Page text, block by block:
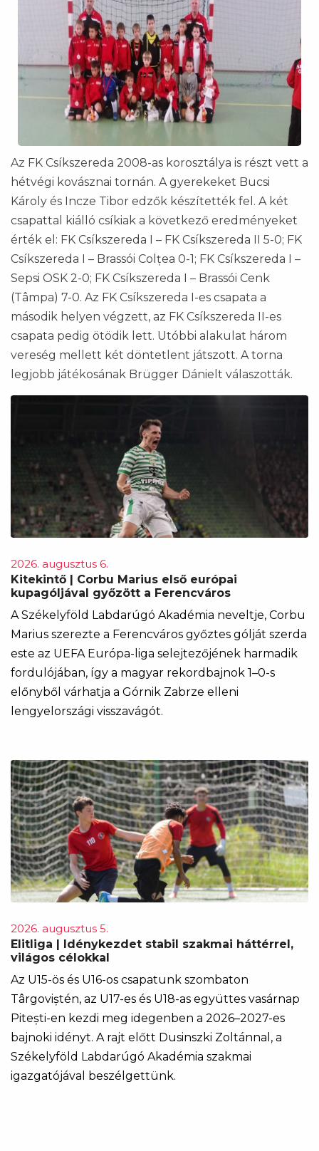
Az FK Csíkszereda 2008-as korosztálya is részt vett a
hétvégi kovásznai tornán. A gyerekeket Bucsi
Károly és Incze Tibor edzők készítették fel. A két
csapattal kiálló csíkiak a következő eredményeket
érték el: FK Csíkszereda I – FK Csíkszereda II 5-0; FK
Csíkszereda I – Brassói Colțea 0-1; FK Csíkszereda I –
Sepsi OSK 2-0; FK Csíkszereda I – Brassói Cenk
(Tâmpa) 7-0. Az FK Csíkszereda I-es csapata a
második helyen végzett, az FK Csíkszereda II-es
csapata pedig ötödik lett. Utóbbi alakulat három
vereség mellett két döntetlent játszott. A torna
legjobb játékosának Brügger Dánielt válaszották.
2026. augusztus 6.
Kitekintő | Corbu Marius első európai
kupagóljával győzött a Ferencváros
A Székelyföld Labdarúgó Akadémia neveltje, Corbu
Marius szerezte a Ferencváros győztes gólját szerda
este az UEFA Európa-liga selejtezőjének harmadik
fordulójában, így a magyar rekordbajnok 1–0-s
előnyből várhatja a Górnik Zabrze elleni
lengyelországi visszavágót.
2026. augusztus 5.
Elitliga | Idénykezdet stabil szakmai háttérrel,
világos célokkal
Az U15-ös és U16-os csapatunk szombaton
Târgoviștén, az U17-es és U18-as együttes vasárnap
Pitești-en kezdi meg idegenben a 2026–2027-es
bajnoki idényt. A rajt előtt Dusinszki Zoltánnal, a
Székelyföld Labdarúgó Akadémia szakmai
igazgatójával beszélgettünk.